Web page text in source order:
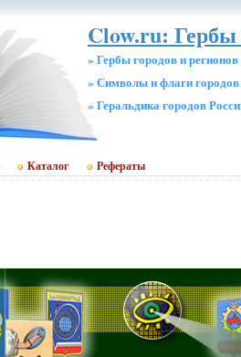
Clow.ru: Гербы
» Гербы городов и
» Символы и флаги городов
» Геральдика городов
Каталог Рефераты